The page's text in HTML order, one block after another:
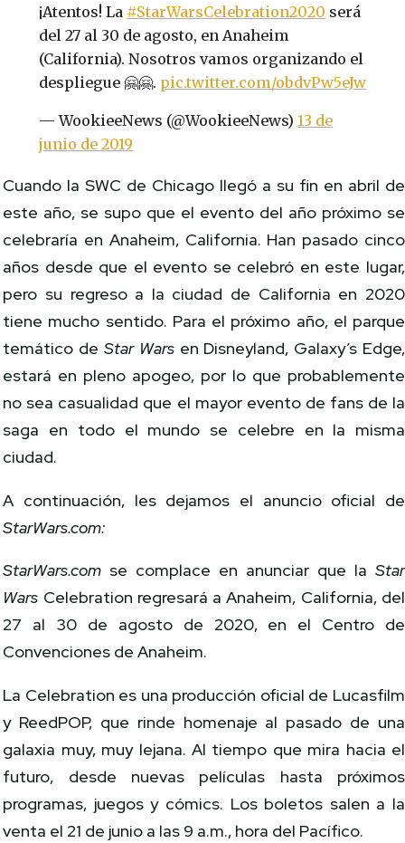
¡Atentos! La #StarWarsCelebration2020 será
del 27 al 30 de agosto, en Anaheim
(California). Nosotros vamos organizando el
despliegue 🤗🤗. pic.twitter.com/obdvPw5eJw
— WookieeNews (@WookieeNews)13 de
junio de 2019
Cuando la SWC de Chicago llegó a su fin en abril de
este año, se supo que el evento del año próximo se
celebraría en Anaheim, California. Han pasado cinco
años desde que el evento se celebró en este lugar,
pero su regreso a la ciudad de California en 2020
tiene mucho sentido. Para el próximo año, el parque
temático de Star Warsen Disneyland, Galaxy’s Edge,
estará en pleno apogeo, por lo que probablemente
no sea casualidad que el mayor evento de fans de la
saga en todo el mundo se celebre en la misma
ciudad.
A continuación, les dejamos el anuncio oficial de
StarWars.com:
StarWars.com se complace en anunciar que laStar
Wars Celebration regresará a Anaheim, California, del
27 al 30 de agosto de 2020, en el Centro de
Convenciones de Anaheim.
La Celebration es una producción oficial de Lucasfilm
y ReedPOP, que rinde homenaje al pasado de una
galaxia muy, muy lejana. Al tiempo que mira hacia el
futuro, desde nuevas películas hasta próximos
programas, juegos y cómics. Los boletos salen a la
venta el 21 de junio a las 9 a.m., hora del Pacífico.